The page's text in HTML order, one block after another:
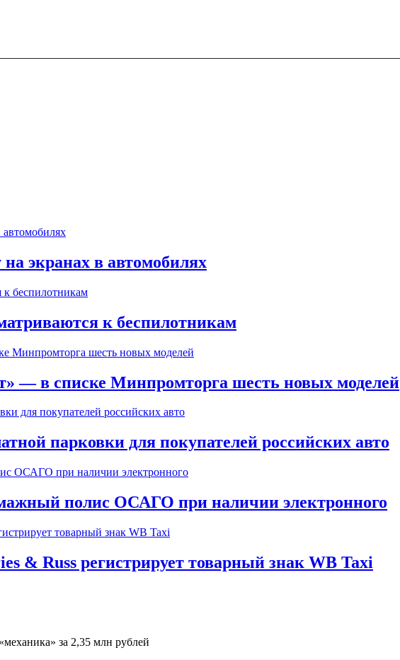
экранах в автомобилях
к беспилотникам
— в списке Минпромторга шесть новых моделей
парковки для покупателей российских авто
полис ОСАГО при наличии электронного
& Russ регистрирует товарный знак WB Taxi
за 2,35 млн рублей